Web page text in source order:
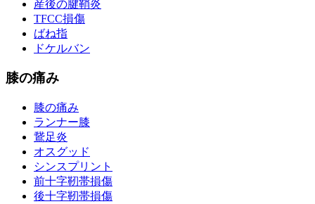
産後の腱鞘炎
TFCC損傷
ばね指
ドケルバン
膝の痛み
膝の痛み
ランナー膝
鵞足炎
オスグッド
シンスプリント
前十字靭帯損傷
後十字靭帯損傷